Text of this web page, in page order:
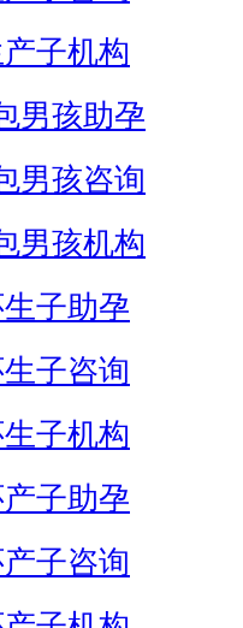
子机构
男孩助孕
男孩咨询
男孩机构
子助孕
子咨询
子机构
子助孕
子咨询